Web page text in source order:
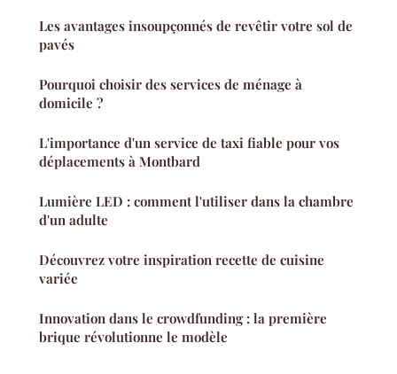
Les avantages insoupçonnés de revêtir votre sol de
pavés
Pourquoi choisir des services de ménage à
domicile ?
L'importance d'un service de taxi fiable pour vos
déplacements à Montbard
Lumière LED : comment l'utiliser dans la chambre
d'un adulte
Découvrez votre inspiration recette de cuisine
variée
Innovation dans le crowdfunding : la première
brique révolutionne le modèle